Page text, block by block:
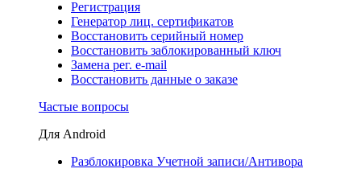
Регистрация
Генератор лиц. сертификатов
Восстановить серийный номер
Восстановить заблокированный ключ
Замена рег. e-mail
Восстановить данные о заказе
Частые вопросы
Для Android
Разблокировка Учетной записи/Антивора